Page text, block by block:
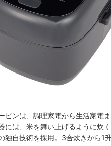
ビンは、調理家電から生活家電
には、米を舞い上げるように炊
独自技術を採用。3合炊きから1